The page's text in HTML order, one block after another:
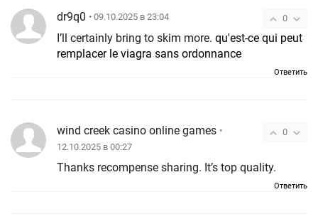
0
dr9q0 • 09.10.2025 в 23:04
I’ll certainly bring to skim more. qu'est-ce qui peut
remplacer le viagra sans ordonnance
Ответить
0
wind creek casino online games •
12.10.2025 в 00:27
Thanks recompense sharing. It’s top quality.
Ответить